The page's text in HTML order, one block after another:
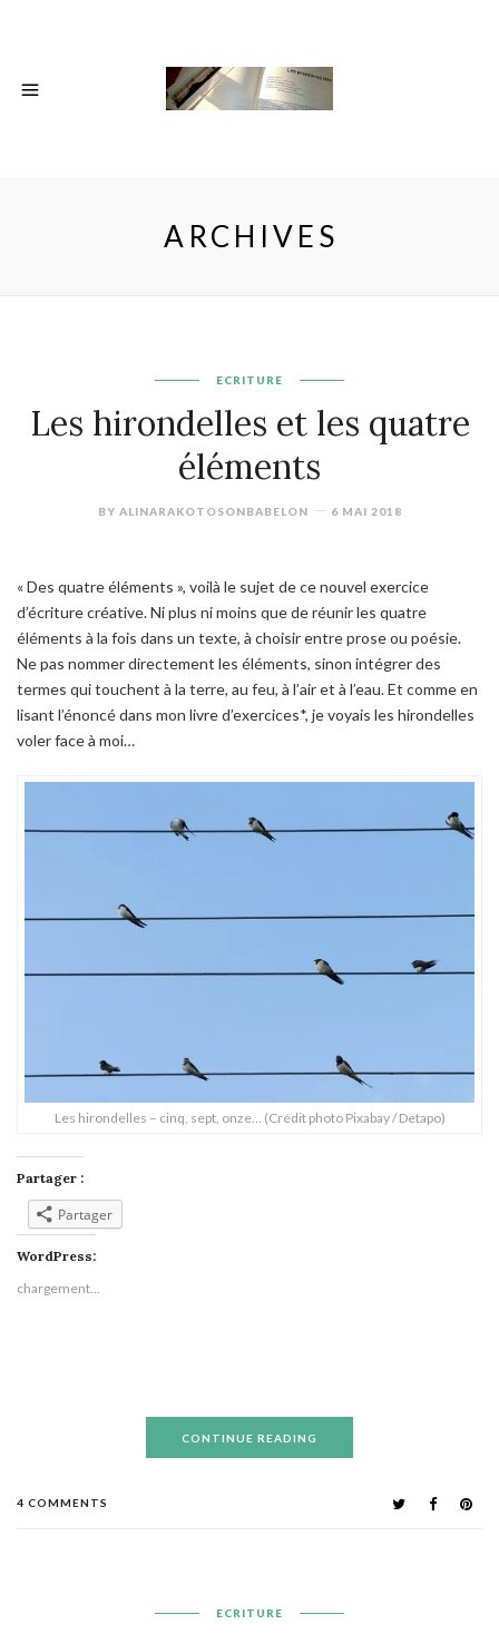
ARCHIVES
ECRITURE
Les hirondelles et les quatre
éléments
BY ALINARAKOTOSONBABELON 6 MAI 2018
« Des quatre éléments », voilà le sujet de ce nouvel exercice
d’écriture créative. Ni plus ni moins que de réunir les quatre
éléments à la fois dans un texte, à choisir entre prose ou poésie.
Ne pas nommer directement les éléments, sinon intégrer des
termes qui touchent à la terre, au feu, à l’air et à l’eau. Et comme en
lisant l’énoncé dans mon livre d’exercices*, je voyais les hirondelles
voler face à moi…
Les hirondelles – cinq, sept, onze… (Crédit photo Pixabay / Detapo)
Partager :
Partager
WordPress:
chargement…
CONTINUE READING
4 COMMENTS
ECRITURE